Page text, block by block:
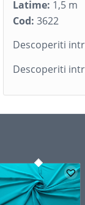
Latime: 1,5 m
Cod: 3622
Descoperiti
Descoperiti